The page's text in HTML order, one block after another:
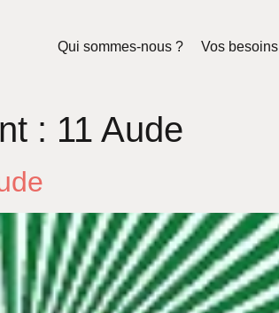
Qui sommes-nous ? Vos besoins
: 11 Aude